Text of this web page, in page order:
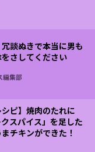
冗談ぬきで本当に男も
さしてください
編集部
シピ】焼肉のたれに
クスパイス」を足した
チキンができた！